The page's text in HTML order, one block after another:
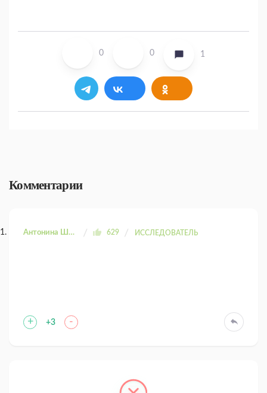
0 0 1
Комментарии
Антонина Шахтаренко 629 ИССЛЕДОВАТЕЛЬ
+ +3 -